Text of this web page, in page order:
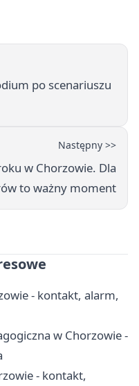
po scenariuszu
Następny >>
w Chorzowie. Dla
to ważny moment
- kontakt, alarm,
w Chorzowie -
- kontakt,